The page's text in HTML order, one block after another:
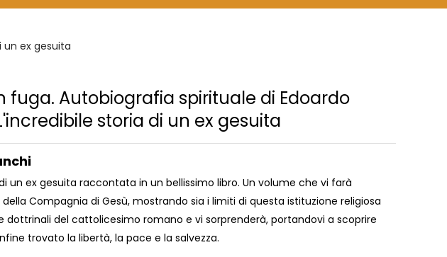
un ex gesuita
fuga. Autobiografia spirituale di Edoardo
storia di un ex gesuita
un ex gesuita raccontata in un bellissimo libro. Un volume che vi farà
Compagnia di Gesù, mostrando sia i limiti di questa istituzione religiosa
dottrinali del cattolicesimo romano e vi sorprenderà, portandovi a scoprire
trovato la libertà, la pace e la salvezza.